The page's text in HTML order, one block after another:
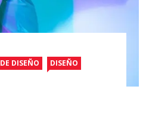
DISEÑO
DISEÑO